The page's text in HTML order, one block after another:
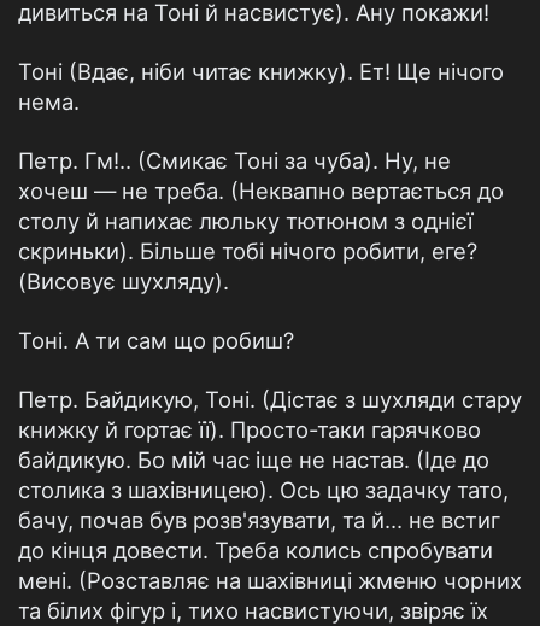
дивиться на Тоні й насвистує). Ану покажи!
Тоні (Вдає, ніби читає книжку). Ет! Ще нічого
нема.
Петр. Гм!.. (Смикає Тоні за чуба). Ну, не
хочеш — не треба. (Неквапно вертається до
столу й напихає люльку тютюном з однієї
скриньки). Більше тобі нічого робити, еге?
(Висовує шухляду).
Тоні. А ти сам що робиш?
Петр. Байдикую, Тоні. (Дістає з шухляди стару
книжку й гортає її). Просто-таки гарячково
байдикую. Бо мій час іще не настав. (Іде до
столика з шахівницею). Ось цю задачку тато,
бачу, почав був розв'язувати, та й… не встиг
до кінця довести. Треба колись спробувати
мені. (Розставляє на шахівниці жменю чорних
та білих фігур і, тихо насвистуючи, звіряє їх